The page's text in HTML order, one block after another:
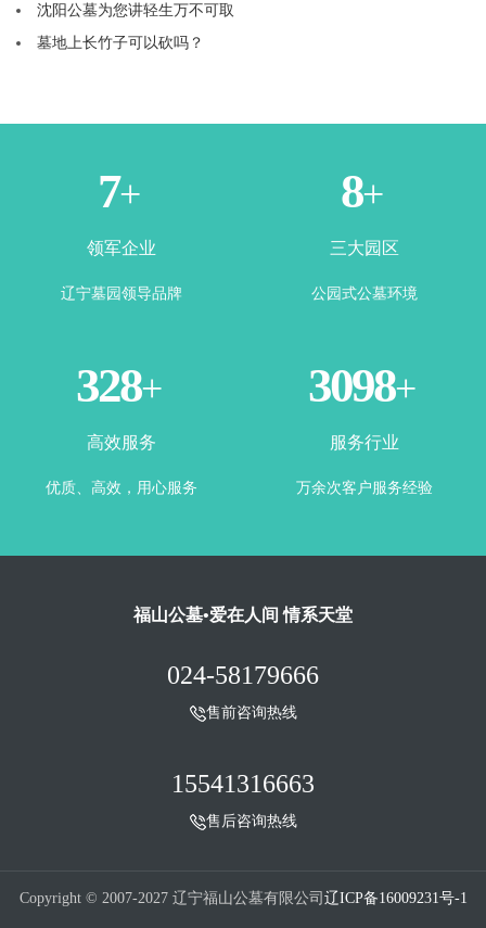
沈阳公墓为您讲轻生万不可取
墓地上长竹子可以砍吗？
1+
领军企业
辽宁墓园领导品牌
3+
三大园区
公园式公墓环境
365+
高效服务
优质、高效，用心服务
3500+
服务行业
万余次客户服务经验
福山公墓•爱在人间 情系天堂
024-58179666
售前咨询热线
15541316663
售后咨询热线
Copyright © 2007-2027 辽宁福山公墓有限公司 辽ICP备16009231号-1